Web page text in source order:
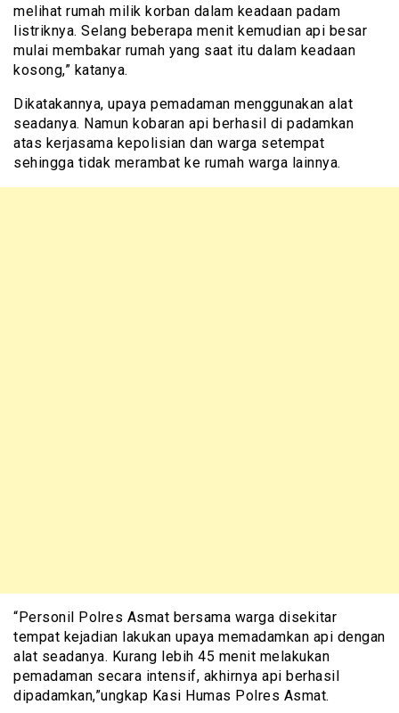
melihat rumah milik korban dalam keadaan padam
listriknya. Selang beberapa menit kemudian api besar
mulai membakar rumah yang saat itu dalam keadaan
kosong,” katanya.
Dikatakannya, upaya pemadaman menggunakan alat
seadanya. Namun kobaran api berhasil di padamkan
atas kerjasama kepolisian dan warga setempat
sehingga tidak merambat ke rumah warga lainnya.
“Personil Polres Asmat bersama warga disekitar
tempat kejadian lakukan upaya memadamkan api dengan
alat seadanya. Kurang lebih 45 menit melakukan
pemadaman secara intensif, akhirnya api berhasil
dipadamkan,”ungkap Kasi Humas Polres Asmat.